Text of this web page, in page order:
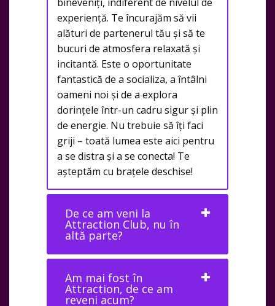
experiență. Te încurajăm să vii
alături de partenerul tău și să te
bucuri de atmosfera relaxată și
incitantă. Este o oportunitate
fantastică de a socializa, a întâlni
oameni noi și de a explora
dorințele într-un cadru sigur și plin
de energie. Nu trebuie să îți faci
griji – toată lumea este aici pentru
a se distra și a se conecta! Te
așteptăm cu brațele deschise!
De ce am veni la
Attraction Club, nu în
altă parte?
Am mai fost în
Attraction, de ce am
reveni acum?